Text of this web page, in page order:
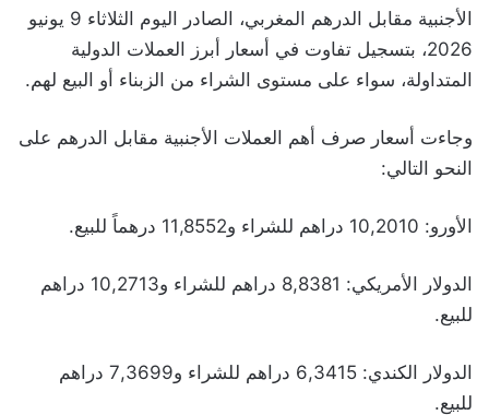
الأجنبية مقابل الدرهم المغربي، الصادر اليوم الثلاثاء 9 يونيو
2026، بتسجيل تفاوت في أسعار أبرز العملات الدولية
المتداولة، سواء على مستوى الشراء من الزبناء أو البيع لهم.
وجاءت أسعار صرف أهم العملات الأجنبية مقابل الدرهم على
النحو التالي:
الأورو: 10,2010 دراهم للشراء و11,8552 درهماً للبيع.
الدولار الأمريكي: 8,8381 دراهم للشراء و10,2713 دراهم
للبيع.
الدولار الكندي: 6,3415 دراهم للشراء و7,3699 دراهم
للبيع.